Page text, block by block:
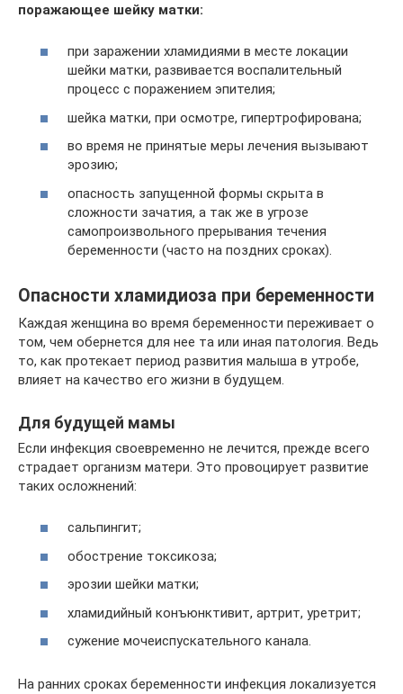
поражающее шейку матки:
при заражении хламидиями в месте локации
шейки матки, развивается воспалительный
процесс с поражением эпителия;
шейка матки, при осмотре, гипертрофирована;
во время не принятые меры лечения вызывают
эрозию;
опасность запущенной формы скрыта в
сложности зачатия, а так же в угрозе
самопроизвольного прерывания течения
беременности (часто на поздних сроках).
Опасности хламидиоза при беременности
Каждая женщина во время беременности переживает о
том, чем обернется для нее та или иная патология. Ведь
то, как протекает период развития малыша в утробе,
влияет на качество его жизни в будущем.
Для будущей мамы
Если инфекция своевременно не лечится, прежде всего
страдает организм матери. Это провоцирует развитие
таких осложнений:
сальпингит;
обострение токсикоза;
эрозии шейки матки;
хламидийный конъюнктивит, артрит, уретрит;
сужение мочеиспускательного канала.
На ранних сроках беременности инфекция локализуется